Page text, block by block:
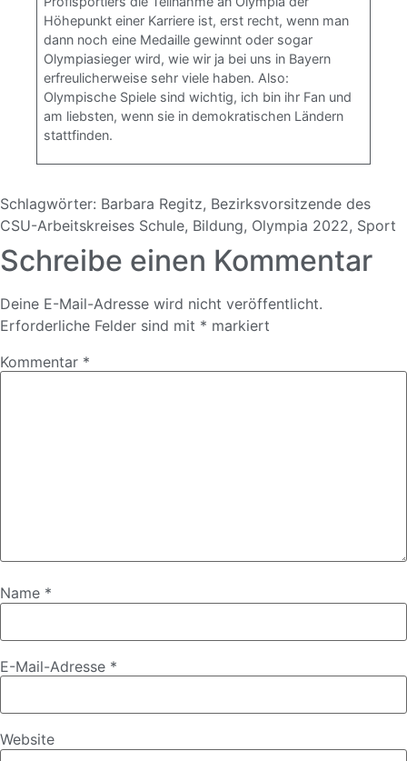
Höhepunkt einer Karriere ist, erst recht, wenn man
dann noch eine Medaille gewinnt oder sogar
Olympiasieger wird, wie wir ja bei uns in Bayern
erfreulicherweise sehr viele haben. Also:
Olympische Spiele sind wichtig, ich bin ihr Fan und
am liebsten, wenn sie in demokratischen Ländern
stattfinden.
Schlagwörter: Barbara Regitz, Bezirksvorsitzende des
CSU-Arbeitskreises Schule, Bildung, Olympia 2022, Sport
Schreibe einen Kommentar
Deine E-Mail-Adresse wird nicht veröffentlicht.
Erforderliche Felder sind mit * markiert
Kommentar *
Name *
E-Mail-Adresse *
Website